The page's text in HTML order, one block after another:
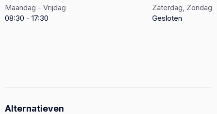
Maandag - Vrijdag
08:30 - 17:30
Zaterdag, Zondag
Gesloten
Alternatieven